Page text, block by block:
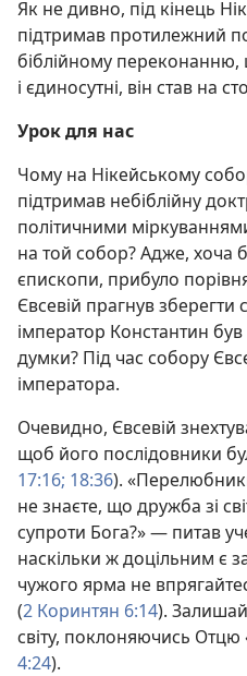
Як не дивно, під кінець
підтримав протилежний
біблійному переконанню,
і єдиносутні, він став на
Урок для нас
Чому на Нікейському
підтримав небіблійну
політичними
на той собор? Адже, хоча
єпископи, прибуло
Євсевій прагнув
імператор Константин
думки? Під час собору
імператора.
Очевидно, Євсевій
щоб його послідовники
17:16; 18:36).
не знаєте, що дружба зі
супроти Бога?» — питав
наскільки ж доцільним є
чужого ярма не
(2 Коринтян 6:14).
світу, поклоняючись Отцю
4:24).